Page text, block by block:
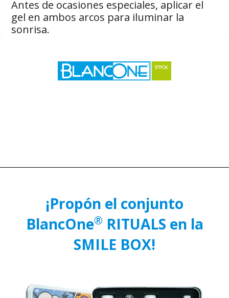
Antes de ocasiones especiales, aplicar el
gel en ambos arcos para iluminar la
sonrisa.
¡Propón el conjunto
BlancOne® RITUALS en la
SMILE BOX!